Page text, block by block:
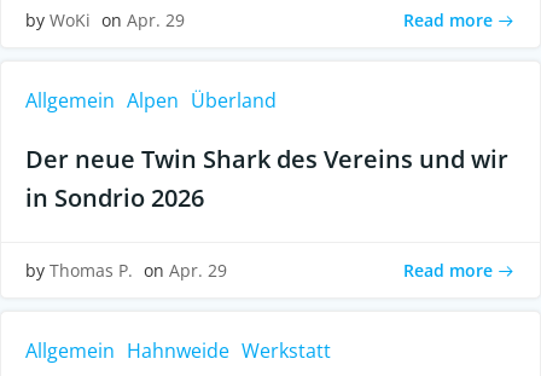
by WoKi on Apr. 29 Read more
Allgemein Alpen Überland
Der neue Twin Shark des Vereins und wir
in Sondrio 2026
by Thomas P. on Apr. 29 Read more
Allgemein Hahnweide Werkstatt